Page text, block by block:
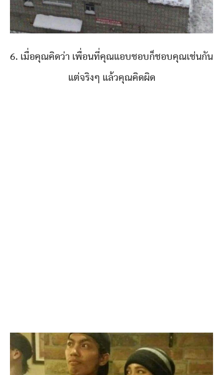
6. เมื่อคุณคิดว่า เพื่อนที่คุณแอบชอบก็ชอบคุณเช่นกัน
แต่จริงๆ แล้วคุณคิดผิด